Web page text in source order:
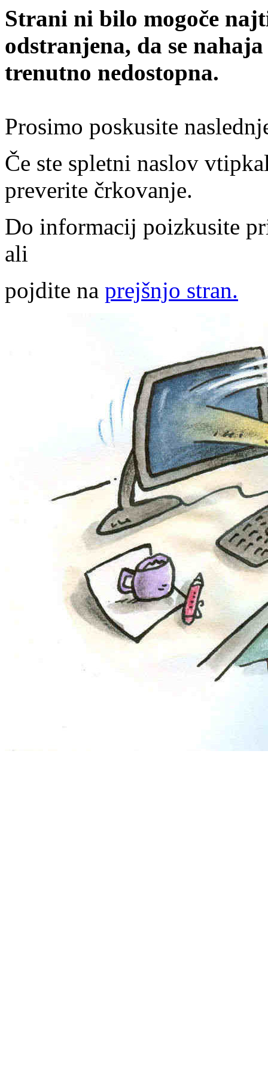
Strani ni bilo mogoče
odstranjena, da se
trenutno nedostopna.
Prosimo poskusite
Če ste spletni naslov
preverite črkovanje.
Do informacij poizkusite
ali
pojdite na prejšnjo stran.